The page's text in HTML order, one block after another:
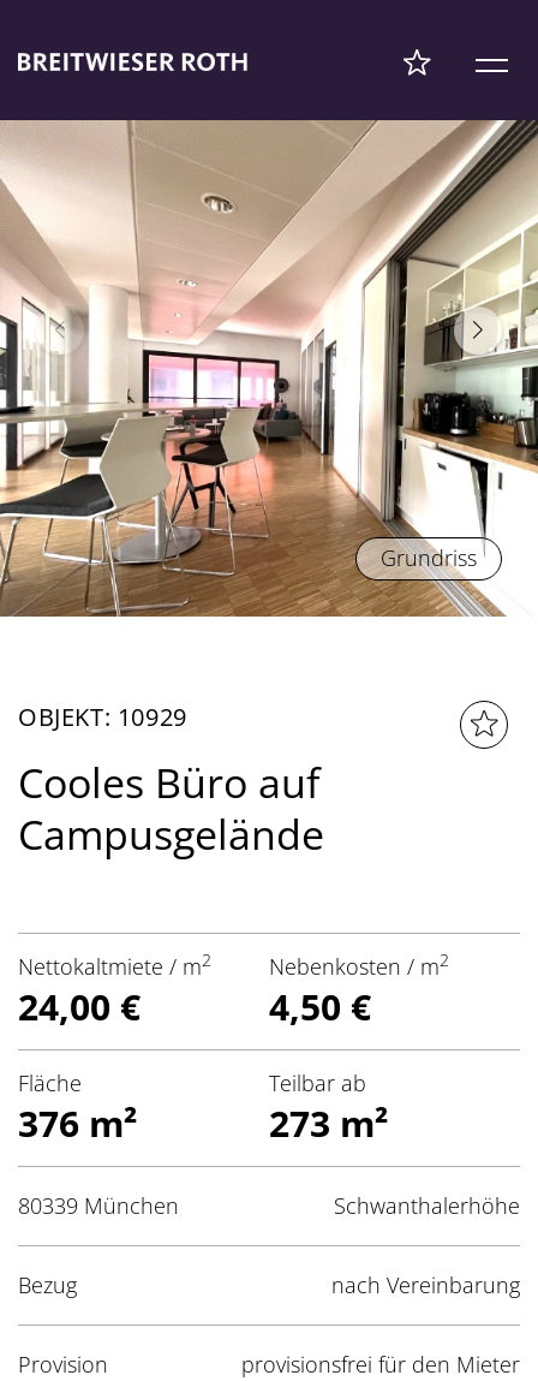
Grundriss
OBJEKT: 10929
Cooles Büro auf
Campusgelände
Nettokaltmiete / m2
24,00 €
Nebenkosten / m2
4,50 €
Fläche
376 m²
Teilbar ab
273 m²
80339 München Schwanthalerhöhe
Bezug nach Vereinbarung
Provision provisionsfrei für den Mieter